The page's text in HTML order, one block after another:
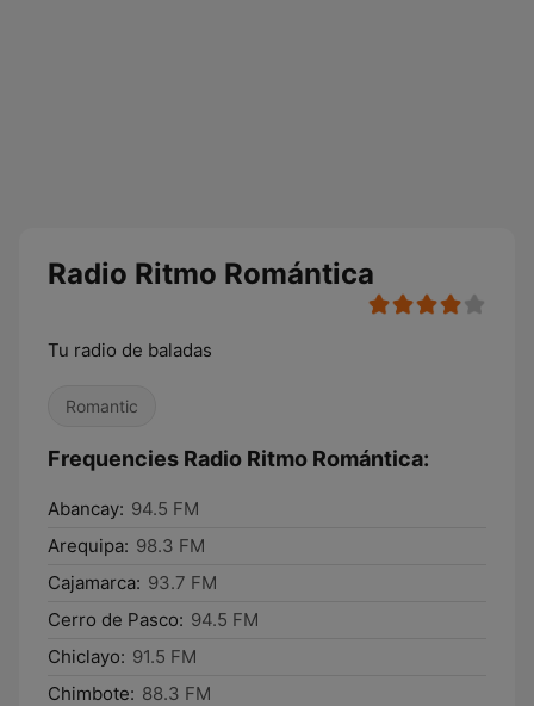
Radio Ritmo Romántica
Tu radio de baladas
Romantic
Frequencies Radio Ritmo Romántica:
Abancay: 94.5 FM
Arequipa: 98.3 FM
Cajamarca: 93.7 FM
Cerro de Pasco: 94.5 FM
Chiclayo: 91.5 FM
Chimbote: 88.3 FM